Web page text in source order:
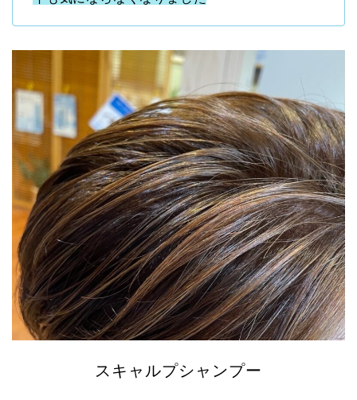
スキャルプシャンプー